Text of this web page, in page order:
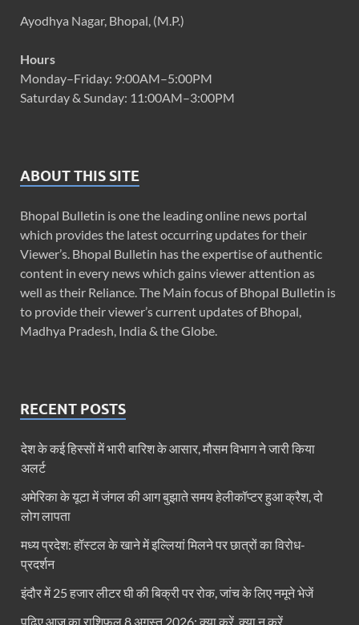
Ayodhya Nagar, Bhopal, (M.P.)
Hours
Monday–Friday: 9:00AM–5:00PM
Saturday & Sunday: 11:00AM–3:00PM
ABOUT THIS SITE
Bhopal Bulletin is one the leading online news portal
which provides the latest occurring updates for their
Viewer’s. Bhopal Bulletin has the expertise of authentic
content in every news which gains viewer attention as
well as their Reliance. The Main focus of Bhopal Bulletin is
to provide their viewer’s current updates of Bhopal,
Madhya Pradesh, India & the Globe.
RECENT POSTS
देश के कई हिस्सों में भारी बारिश के आसार, मौसम विभाग ने जारी किया
अलर्ट
अमेरिका के यूटा में जंगल की आग बुझाते समय हेलीकॉप्टर हुआ क्रैश, दो
लोग लापता
मध्य प्रदेश: हॉस्टल के खाने में इल्लियां मिलने पर छात्रों का विरोध-
प्रदर्शन
इंदौर में 25 हजार लीटर घी की बिक्री पर रोक, जांच के लिए नमूने भेजें
पढ़िए आज का राशिफल 8 अगस्त 2026: क्या करें, क्या न करें…